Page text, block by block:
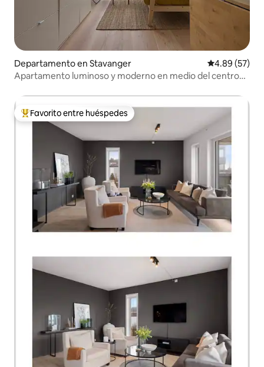
Departamento en Stavanger Calificación
4.89 (57)
Apartamento luminoso y moderno en medio del centro
De los mejores en Favorito entre huéspedes
Favorito entre huéspedes